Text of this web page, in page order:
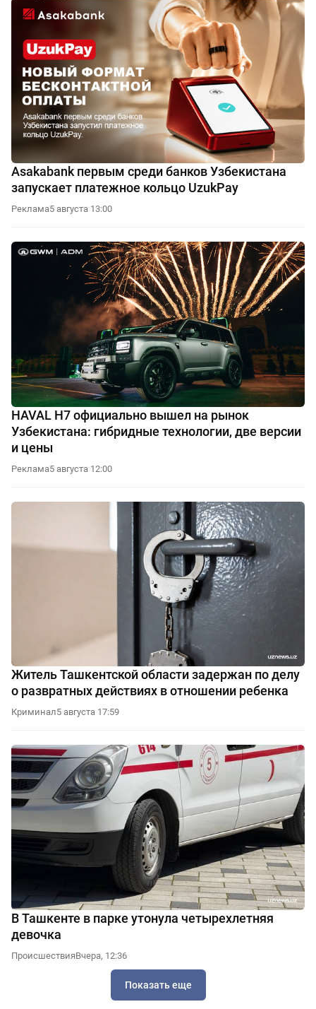
Asakabank первым среди банков Узбекистана
запускает платежное кольцо UzukPay
Реклама5 августа 13:00
HAVAL H7 официально вышел на рынок
Узбекистана: гибридные технологии, две версии
и цены
Реклама5 августа 12:00
Житель Ташкентской области задержан по делу
о развратных действиях в отношении ребенка
Криминал5 августа 17:59
В Ташкенте в парке утонула четырехлетняя
девочка
ПроисшествияВчера, 12:36
Показать еще